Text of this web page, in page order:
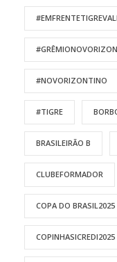
#NOVORIZONTINO
#TIGRE
BRASILEIRÃO B
CLUBEFORMADOR
COPA DO BRASIL2025
COPINHASICREDI2025